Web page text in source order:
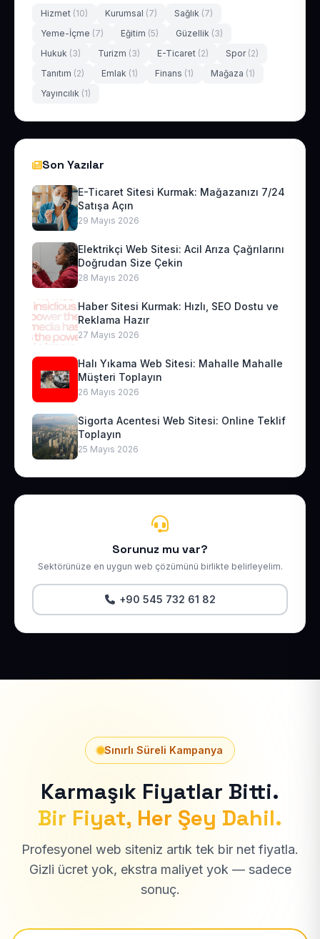
Hizmet (10) Kurumsal (7) Sağlık (7)
Yeme-İçme (7) Eğitim (5) Güzellik (3)
Hukuk (3) Turizm (3) E-Ticaret (2) Spor (2)
Tanıtım (2) Emlak (1) Finans (1) Mağaza (1)
Yayıncılık (1)
Son Yazılar
E-Ticaret Sitesi Kurmak: Mağazanızı 7/24
Satışa Açın
29 Mayıs 2026
Elektrikçi Web Sitesi: Acil Arıza Çağrılarını
Doğrudan Size Çekin
28 Mayıs 2026
Haber Sitesi Kurmak: Hızlı, SEO Dostu ve
Reklama Hazır
27 Mayıs 2026
Halı Yıkama Web Sitesi: Mahalle Mahalle
Müşteri Toplayın
26 Mayıs 2026
Sigorta Acentesi Web Sitesi: Online Teklif
Toplayın
25 Mayıs 2026
Sorunuz mu var?
Sektörünüze en uygun web çözümünü birlikte belirleyelim.
+90 545 732 61 82
Sınırlı Süreli Kampanya
Karmaşık Fiyatlar Bitti.
Bir Fiyat, Her Şey Dahil.
Profesyonel web siteniz artık tek bir net fiyatla.
Gizli ücret yok, ekstra maliyet yok — sadece
sonuç.